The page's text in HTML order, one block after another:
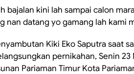
bajalan kini lah sampai calon
nan datang yo gamang lah kami
Kiki Eko Saputra saat
pernikahan, Senin
Pariaman Timur Kota